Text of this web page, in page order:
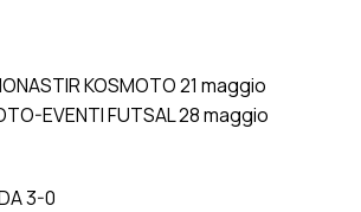
KOSMOTO 21 maggio
EVENTI FUTSAL 28 maggio
3-0